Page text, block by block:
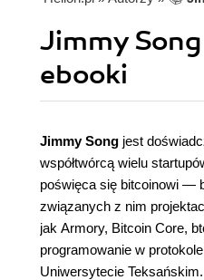
Jimmy
ebooki
Jimmy Song jest
współtwórcą wielu
poświęca się bitcoinowi —
związanych z nim
jak Armory, Bitcoin Core,
programowanie w
Uniwersytecie Teksańskim.